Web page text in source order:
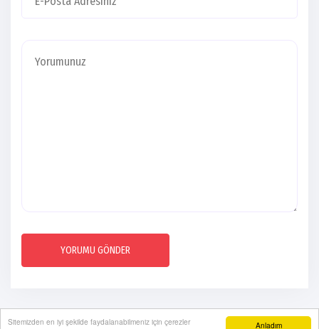
Anladım
Sitemizden en iyi şekilde faydalanabilmeniz için çerezler
YORUMU GÖNDER